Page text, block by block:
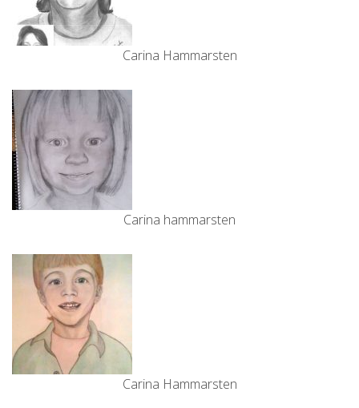
Carina Hammarsten
Carina hammarsten
Carina Hammarsten